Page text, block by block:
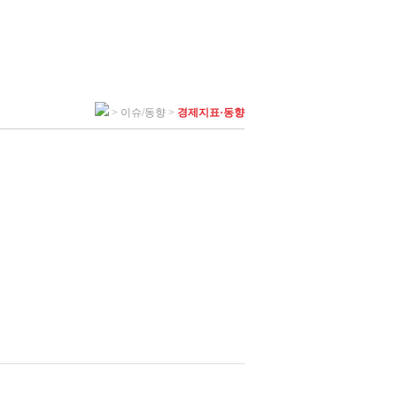
> 이슈/동향 > 경제지표·동향